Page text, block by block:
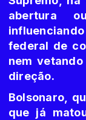
abertura
federal de
nem
direção.
Bolsonaro,
que já